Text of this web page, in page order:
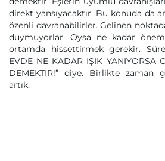
direkt yansıyacaktır. Bu konuda da
özenli davranabilirler. Gelinen
duymuyorlar. Oysa ne kadar
ortamda hissettirmek gerekir.
EVDE NE KADAR IŞIK YANIYORSA
DEMEKTİR!” diye. Birlikte zaman
artık.